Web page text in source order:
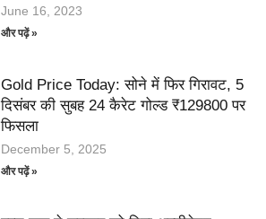
June 16, 2023
और पढ़ें »
Gold Price Today: सोने में फिर गिरावट, 5
दिसंबर की सुबह 24 कैरेट गोल्ड ₹129800 पर
फिसला
December 5, 2025
और पढ़ें »